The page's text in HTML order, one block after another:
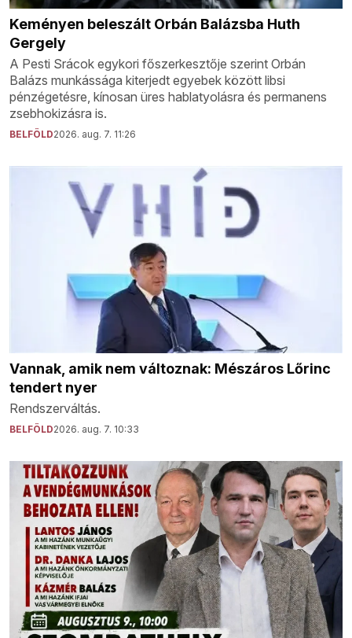
Keményen beleszált Orbán Balázsba Huth
Gergely
A Pesti Srácok egykori főszerkesztője szerint Orbán
Balázs munkássága kiterjedt egyebek között libsi
pénzégetésre, kínosan üres hablatyolásra és permanens
zsebhokizásra is.
BELFÖLD2026. aug. 7. 11:26
Vannak, amik nem változnak: Mészáros Lőrinc
tendert nyer
Rendszerváltás.
BELFÖLD2026. aug. 7. 10:33